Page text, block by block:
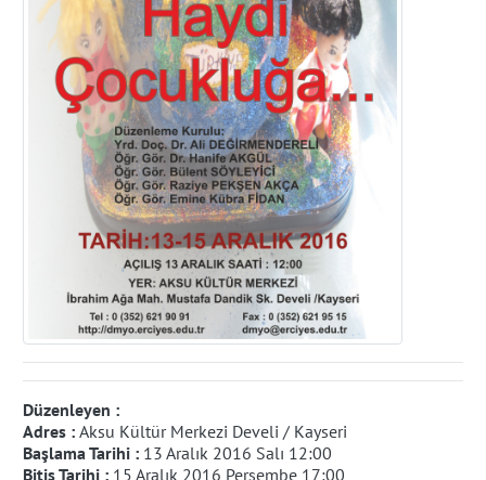
Düzenleyen :
Adres : Aksu Kültür Merkezi Develi / Kayseri
Başlama Tarihi : 13 Aralık 2016 Salı 12:00
Bitiş Tarihi : 15 Aralık 2016 Perşembe 17:00